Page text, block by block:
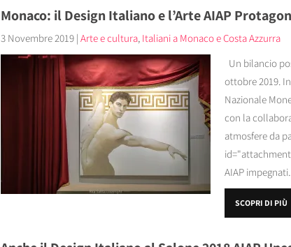
Monaco: il Design Italiano e l’Arte AIAP
3 Novembre 2019 | Arte e cultura, Italiani a Monaco e Costa Azzurra
Un bilancio
ottobre 2019.
Nazionale
con la
atmosfere da
AIAP
SCOPRI DI PIÙ